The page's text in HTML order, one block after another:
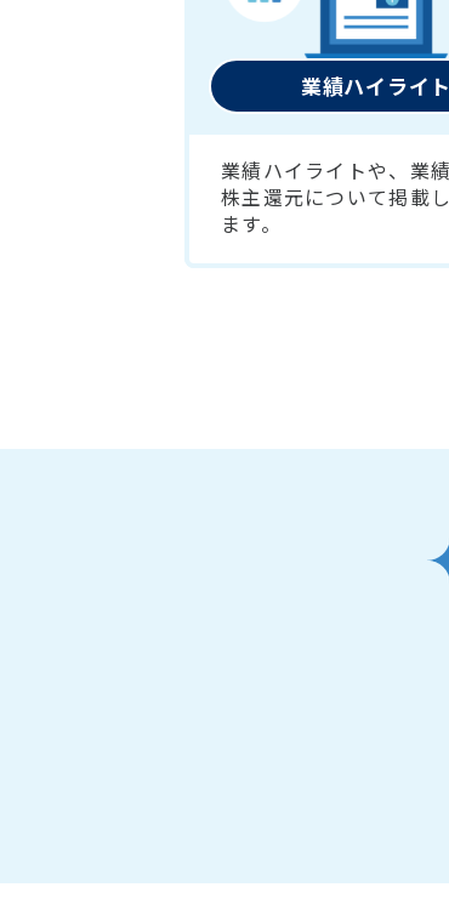
業績ハイライト
業績ハイライトや、業績
株主還元について掲載
ます。